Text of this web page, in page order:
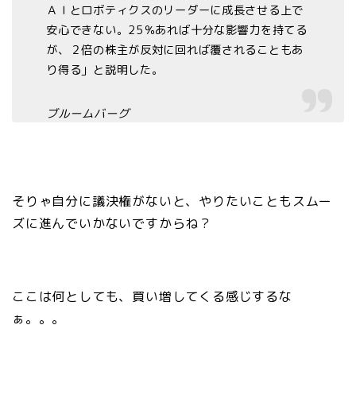
ＡＩとロボティクスのリーダーに成長させる上で
安心できない。25％あれば十分な影響力を持てる
が、２倍の株主が反対に回れば覆されることもあ
り得る」と説明した。
ブルームバーグ
そりゃ自分に議決権がないと、やりたいこともスムー
ズに進んでいかないですからね？
ここは何としても、買い増してくる感じするな
ぁ。。。